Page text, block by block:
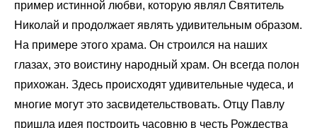
пример истинной любви, которую являл Святитель
Николай и продолжает являть удивительным образом.
На примере этого храма. Он строился на наших
глазах, это воистину народный храм. Он всегда полон
прихожан. Здесь происходят удивительные чудеса, и
многие могут это засвидетельствовать. Отцу Павлу
пришла идея построить часовню в честь Рождества